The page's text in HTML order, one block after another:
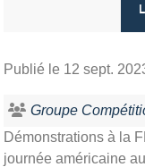
Publié le 12 sept.
Groupe
Démonstrations à la
journée américaine